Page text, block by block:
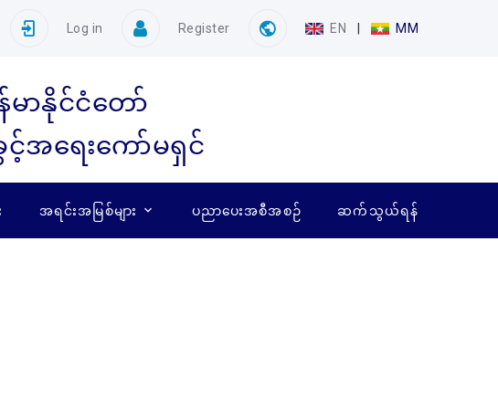
Log in Register EN | MM
မာနိုင်ငံတော်
င့်အရေးကော်မရှင်
အရင်းအမြစ်များ ပညာပေးအစီအစဉ် ဆက်သွယ်ရန်